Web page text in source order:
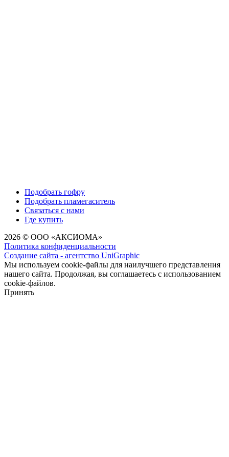
Подобрать гофру
Подобрать пламегаситель
Связаться с нами
Где купить
2026 © ООО «АКСИОМА»
Политика конфиденциальности
Создание сайта - агентство UniGraphic
Мы используем cookie-файлы для наилучшего представления
нашего сайта. Продолжая, вы соглашаетесь с использованием
cookie-файлов.
Принять